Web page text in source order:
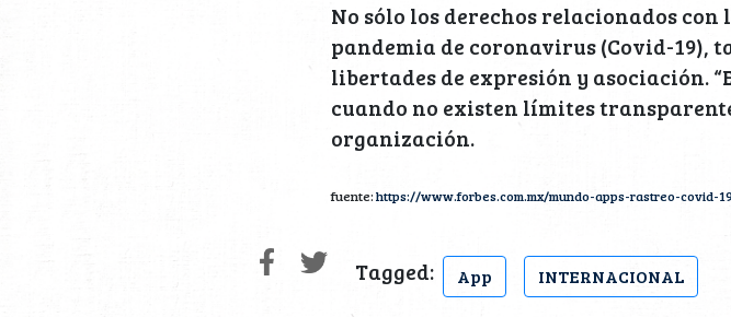
No sólo los derechos relacionados
pandemia de coronavirus (Covid-19),
libertades de expresión y asociación.
cuando no existen límites
organización.
fuente:https://www.forbes.com.mx/mundo-apps-rastreo-covid-
Tagged: App INTERNACIONAL